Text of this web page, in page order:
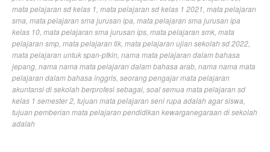
mata pelajaran sd kelas 1 mata pelajaran sd kelas 1 2021 mata pelajaran
sma mata pelajaran sma jurusan ipa mata pelajaran sma jurusan ipa
kelas 10 mata pelajaran sma jurusan ips mata pelajaran smk mata
pelajaran smp mata pelajaran tik mata pelajaran ujian sekolah sd 2022
mata pelajaran untuk span-ptkin nama mata pelajaran dalam bahasa
jepang nama nama mata pelajaran dalam bahasa arab nama nama mata
pelajaran dalam bahasa inggris seorang pengajar mata pelajaran
akuntansi di sekolah berprofesi sebagai soal semua mata pelajaran sd
kelas 1 semester 2 tujuan mata pelajaran seni rupa adalah agar siswa
tujuan pemberian mata pelajaran pendidikan kewarganegaraan di sekolah
adalah